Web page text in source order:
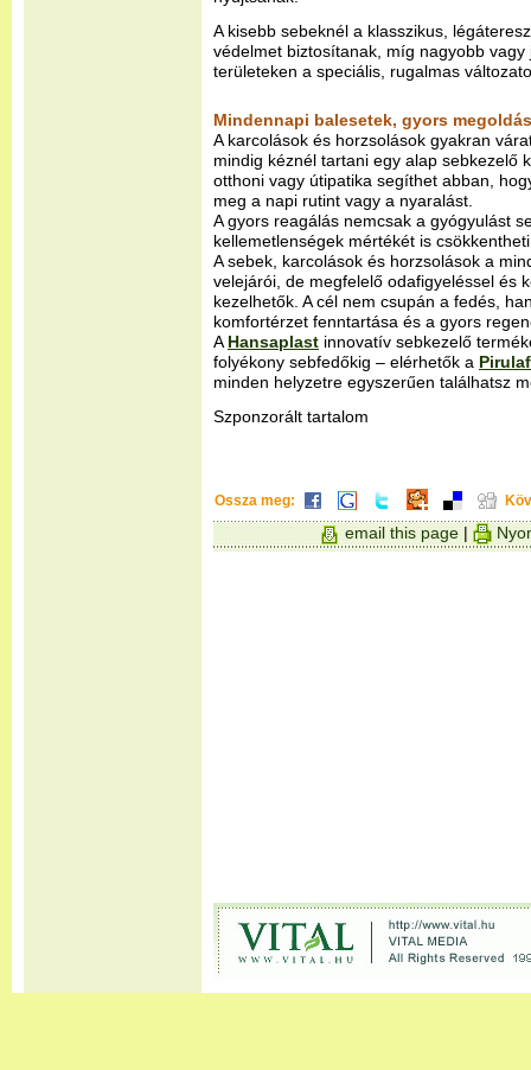
A kisebb sebeknél a klasszikus,
védelmet biztosítanak, míg nagyobb vagy
területeken a speciális, rugalmas
Mindennapi balesetek, gyors
A karcolások és horzsolások gyakran
mindig kéznél tartani egy alap sebkezelő
otthoni vagy útipatika segíthet abban,
meg a napi rutint vagy a nyaralást.
A gyors reagálás nemcsak a gyógyulást
kellemetlenségek mértékét is
A sebek, karcolások és horzsolások a
velejárói, de megfelelő odafigyeléssel és
kezelhetők. A cél nem csupán a fedés,
komfortérzet fenntartása és a gyors
A Hansaplast innovatív sebkezelő
folyékony sebfedőkig – elérhetők a
minden helyzetre egyszerűen találhatsz
Szponzorált tartalom
Ossza meg:
email this page |